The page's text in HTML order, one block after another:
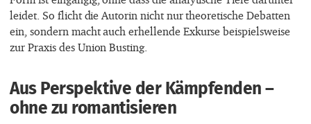
leidet. So flicht die Autorin nicht nur theoretische Debatten
ein, sondern macht auch erhellende Exkurse beispielsweise
zur Praxis des Union Busting.
Aus Perspektive der Kämpfenden –
ohne zu romantisieren